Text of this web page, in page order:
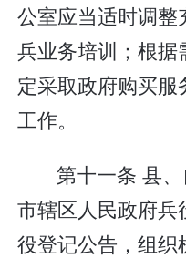
公室应当适时调
兵业务培训；根
定采取政府购买
工作。
第十一条 县、
市辖区人民政府
役登记公告，组